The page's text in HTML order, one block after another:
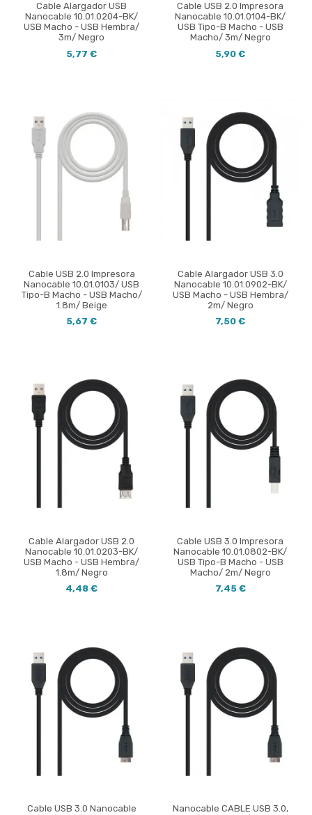
Cable Alargador USB
Nanocable 10.01.0204-BK/
USB Macho - USB Hembra/
3m/ Negro
5,77 €
Cable USB 2.0 Impresora
Nanocable 10.01.0104-BK/
USB Tipo-B Macho - USB
Macho/ 3m/ Negro
5,90 €
Cable USB 2.0 Impresora
Nanocable 10.01.0103/ USB
Tipo-B Macho - USB Macho/
1.8m/ Beige
5,67 €
Cable Alargador USB 3.0
Nanocable 10.01.0902-BK/
USB Macho - USB Hembra/
2m/ Negro
7,50 €
Cable Alargador USB 2.0
Nanocable 10.01.0203-BK/
USB Macho - USB Hembra/
1.8m/ Negro
4,48 €
Cable USB 3.0 Impresora
Nanocable 10.01.0802-BK/
USB Tipo-B Macho - USB
Macho/ 2m/ Negro
7,45 €
Cable USB 3.0 Nanocable
Nanocable CABLE USB 3.0,